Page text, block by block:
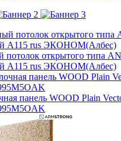
потолок открытого типа
А115 rus ЭКОНОМ(Албес)
панель WOOD Plain